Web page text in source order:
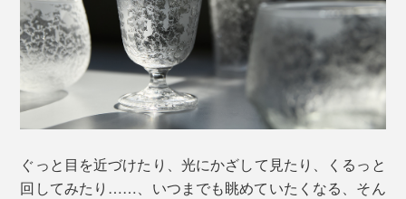
ぐっと目を近づけたり、光にかざして見たり、くるっと
回してみたり……、いつまでも眺めていたくなる、そん